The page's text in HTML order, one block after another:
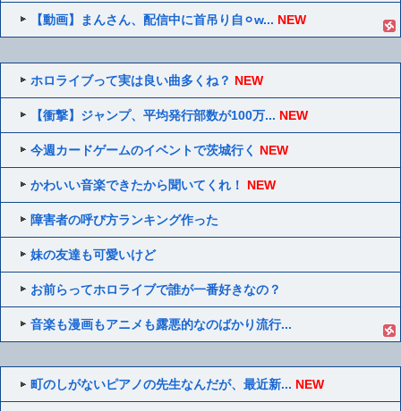
【動画】まんさん、配信中に首吊り自⚪︎w... NEW
ホロライブって実は良い曲多くね？ NEW
【衝撃】ジャンプ、平均発行部数が100万... NEW
今週カードゲームのイベントで茨城行く NEW
かわいい音楽できたから聞いてくれ！ NEW
障害者の呼び方ランキング作った
妹の友達も可愛いけど
お前らってホロライブで誰が一番好きなの？
音楽も漫画もアニメも露悪的なのばかり流行...
町のしがないピアノの先生なんだが、最近新... NEW